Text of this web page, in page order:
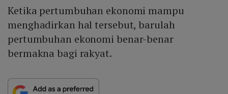
Ketika pertumbuhan ekonomi mampu
menghadirkan hal tersebut, barulah
pertumbuhan ekonomi benar-benar
bermakna bagi rakyat.